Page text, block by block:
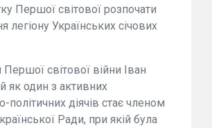
Першої світової розпочати
легіону Українських січових
світової війни Іван
як один з активних
політичних діячів стає членом
Ради, при якій була